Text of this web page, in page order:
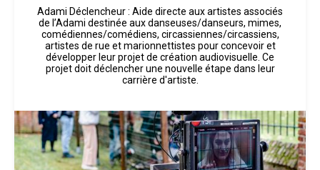
Adami Déclencheur : Aide directe aux artistes associés
de l’Adami destinée aux danseuses/danseurs, mimes,
comédiennes/comédiens, circassiennes/circassiens,
artistes de rue et marionnettistes pour concevoir et
développer leur projet de création audiovisuelle. Ce
projet doit déclencher une nouvelle étape dans leur
carrière d'artiste.